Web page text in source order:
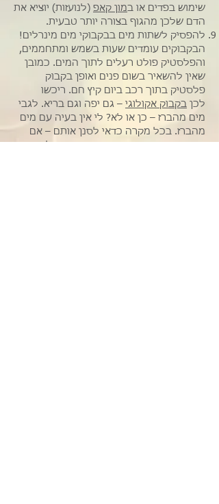
שימוש בפדים או במון קאפ (לנועזות) יוציא את
הדם שלכן מהגוף בצורה יותר טבעית.
להפסיק לשתות מים בבקבוקי מים מינרלים!
הבקבוקים עומדים שעות בשמש ומתחממים,
והפלסטיק פולט רעלים לתוך המים. כמובן
שאין להשאיר בשום פנים ואופן בקבוק
פלסטיק בתוך רכב ביום קיץ חם. ריכשו
לכן בקבוק אקולוגי – גם יפה וגם בריא. לגבי
מים מהברז – כן או לא? לי אין בעיה עם מים
מהברז. בכל מקרה כדאי לסנן אותם – אם